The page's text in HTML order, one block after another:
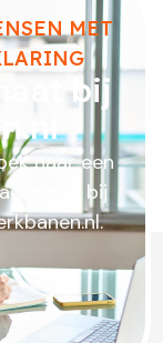
MET
bij
naar een
bij